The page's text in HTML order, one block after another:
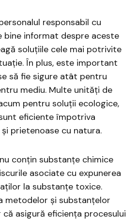
responsabil cu
bine informat despre aceste
soluțiile cele mai potrivite
În plus, este important
să fie sigure atât pentru
mediu. Multe unități de
pentru soluții ecologice,
eficiente împotriva
prietenoase cu natura.
conțin substanțe chimice
asociate cu expunerea
la substanțe toxice.
metodelor și substanțelor
asigură eficiența procesului